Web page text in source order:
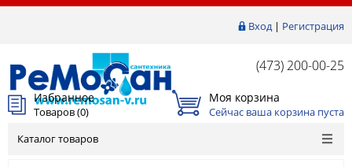
Вход| Регистрация
(473) 200-00-25
Избранное
Товаров (0)
Моя корзина
Сейчас ваша корзина пуста
Каталог товаров